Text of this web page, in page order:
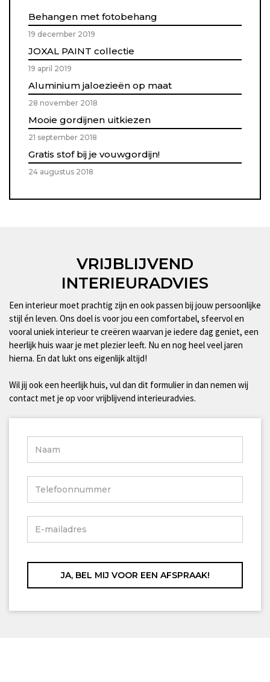
Behangen met fotobehang
19 december 2019
JOXAL PAINT collectie
19 april 2019
Aluminium jaloezieën op maat
28 november 2018
Mooie gordijnen uitkiezen
21 september 2018
Gratis stof bij je vouwgordijn!
24 augustus 2018
VRIJBLIJVEND
INTERIEURADVIES
Een interieur moet prachtig zijn en ook passen bij jouw persoonlijke
stijl én leven. Ons doel is voor jou een comfortabel, sfeervol en
vooral uniek interieur te creëren waarvan je iedere dag geniet, een
heerlijk huis waar je met plezier leeft. Nu en nog heel veel jaren
hierna. En dat lukt ons eigenlijk altijd!
Wil jij ook een heerlijk huis, vul dan dit formulier in dan nemen wij
contact met je op voor vrijblijvend interieuradvies.